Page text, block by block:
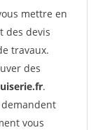
mettre en
des devis
travaux.
des
.
vous